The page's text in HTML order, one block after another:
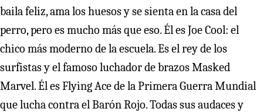
baila feliz, ama los huesos y se sienta en la casa del
perro, pero es mucho más que eso. Él es Joe Cool: el
chico más moderno de la escuela. Es el rey de los
surfistas y el famoso luchador de brazos Masked
Marvel. Él es Flying Ace de la Primera Guerra Mundial
que lucha contra el Barón Rojo. Todas sus audaces y